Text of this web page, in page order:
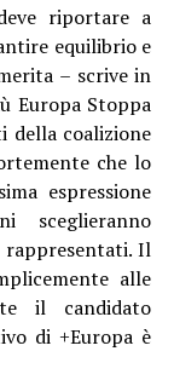
riportare a
equilibrio e
– scrive in
Europa Stoppa
della coalizione
che lo
espressione
sceglieranno
rappresentati. Il
alle
il candidato
di +Europa è